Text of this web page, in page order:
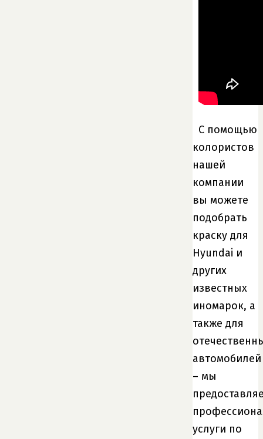
С помощью
колористов
нашей
компании
вы можете
подобрать
краску для
Hyundai и
других
известных
иномарок, а
также для
автомобилей
– мы
услуги по